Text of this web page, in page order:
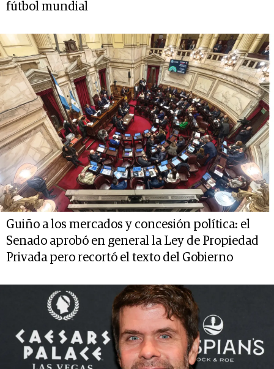
fútbol mundial
Guiño a los mercados y concesión política: el
Senado aprobó en general la Ley de Propiedad
Privada pero recortó el texto del Gobierno